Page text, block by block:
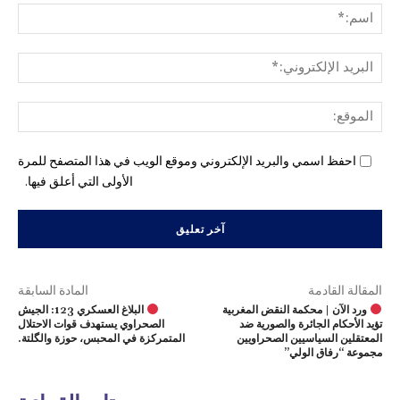
احفظ اسمي والبريد الإلكتروني وموقع الويب في هذا المتصفح للمرة
الأولى التي أعلق فيها.
المادة السابقة
البلاغ العسكري 123: الجيش
الصحراوي يستهدف قوات الاحتلال
المتمركزة في المحبس، حوزة والگلتة.
المقالة القادمة
ورد الآن | محكمة النقض المغربية
تؤيد الأحكام الجائرة والصورية ضد
المعتقلين السياسيين الصحراويين
مجموعة “رفاق الولي”